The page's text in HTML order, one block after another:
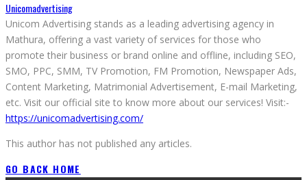
Unicomadvertising
Unicom Advertising stands as a leading advertising agency in
Mathura, offering a vast variety of services for those who
promote their business or brand online and offline, including SEO,
SMO, PPC, SMM, TV Promotion, FM Promotion, Newspaper Ads,
Content Marketing, Matrimonial Advertisement, E-mail Marketing,
etc. Visit our official site to know more about our services! Visit:-
https://unicomadvertising.com/
This author has not published any articles.
GO BACK HOME